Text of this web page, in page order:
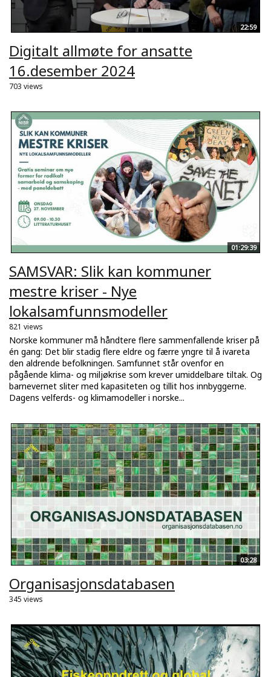
22:59
Digitalt allmøte for ansatte
16.desember 2024
703 views
01:29:39
SAMSVAR: Slik kan kommuner
mestre kriser - Nye
lokalsamfunnsmodeller
821 views
Norske kommuner må håndtere flere sammenfallende kriser på
én gang: Det blir stadig flere eldre og færre yngre til å ivareta
den aldrende befolkningen. Samfunnet står ovenfor en
pågående klima- og miljøkrise som krever umiddelbare tiltak. Og
barnevernet sliter med kapasiteten og tillit hos innbyggerne.
Dagens velferds- og klimamodeller i norske...
03:28
Organisasjonsdatabasen
345 views